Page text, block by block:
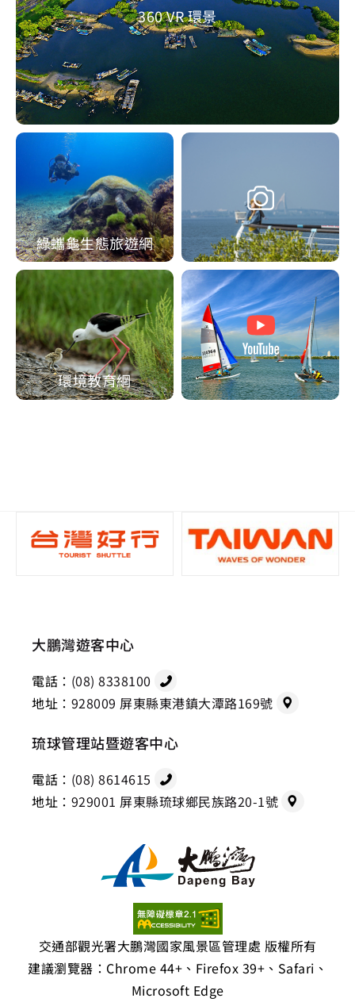
360 VR 環景
綠蠵龜生態旅遊網
環境教育網
大鵬灣遊客中心
電話： (08) 8338100
地址： 928009 屏東縣東港鎮大潭路169號
琉球管理站暨遊客中心
電話： (08) 8614615
地址： 929001 屏東縣琉球鄉民族路20-1號
交通部觀光署大鵬灣國家風景區管理處 版權所有
建議瀏覽器：Chrome 44+、Firefox 39+、Safari、
Microsoft Edge